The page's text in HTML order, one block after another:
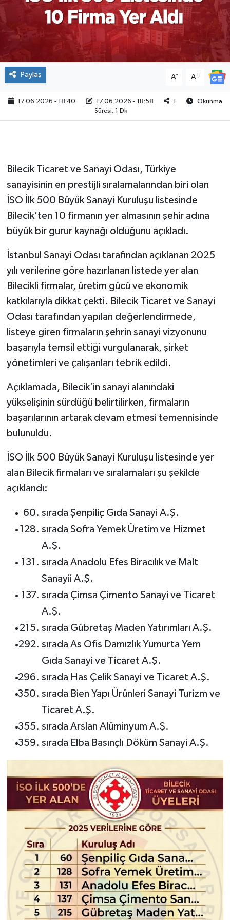
Paylaş A- A+
17.06.2026 - 18:40 17.06.2026 - 18:58 1
Okunma
Süresi: 1 Dk
Bilecik Ticaret ve Sanayi Odası, Türkiye
sanayisinin en prestijli sıralamalarından biri olan
İSO İlk 500 Büyük Sanayi Kuruluşu listesinde
Bilecik’ten 10 firmanın yer almasının şehir adına
büyük bir gurur kaynağı olduğunu açıkladı.
İstanbul Sanayi Odası tarafından açıklanan 2025
yılı verilerine göre hazırlanan listede yer alan
Bilecikli firmalar, üretim gücü ve ekonomik
katkılarıyla dikkat çekti. Bilecik Ticaret ve Sanayi
Odası tarafından yapılan değerlendirmede,
listeye giren firmaların şehrin sanayi vizyonunu
başarıyla temsil ettiği vurgulanarak, şirket
yönetimleri ve çalışanları tebrik edildi.
Açıklamada, Bilecik’in sanayi alanındaki
yükselişinin sürdüğü belirtilirken, firmaların
başarılarının artarak devam etmesi temennisinde
bulunuldu.
İSO İlk 500 Büyük Sanayi Kuruluşu listesinde yer
alan Bilecik firmaları ve sıralamaları şu şekilde
açıklandı:
sırada Şenpiliç Gıda Sanayi A.Ş.
sırada Sofra Yemek Üretim ve Hizmet
A.Ş.
sırada Anadolu Efes Biracılık ve Malt
Sanayii A.Ş.
sırada Çimsa Çimento Sanayi ve Ticaret
A.Ş.
sırada Gübretaş Maden Yatırımları A.Ş.
sırada As Ofis Damızlık Yumurta Yem
Gıda Sanayi ve Ticaret A.Ş.
sırada Has Çelik Sanayi ve Ticaret A.Ş.
sırada Bien Yapı Ürünleri Sanayi Turizm ve
Ticaret A.Ş.
sırada Arslan Alüminyum A.Ş.
sırada Elba Basınçlı Döküm Sanayi A.Ş.